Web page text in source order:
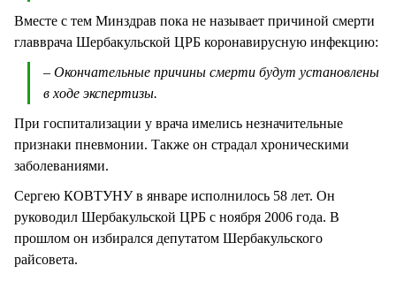
Вместе с тем Минздрав пока не называет причиной смерти
главврача Шербакульской ЦРБ коронавирусную инфекцию:
– Окончательные причины смерти будут установлены
в ходе экспертизы.
При госпитализации у врача имелись незначительные
признаки пневмонии. Также он страдал хроническими
заболеваниями.
Сергею КОВТУНУ в январе исполнилось 58 лет. Он
руководил Шербакульской ЦРБ с ноября 2006 года. В
прошлом он избирался депутатом Шербакульского
райсовета.